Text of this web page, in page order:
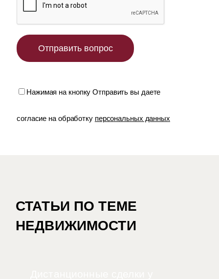
Нажимая на кнопку Отправить вы даете
согласие на обработку персональных данных
СТАТЬИ ПО ТЕМЕ
НЕДВИЖИМОСТИ